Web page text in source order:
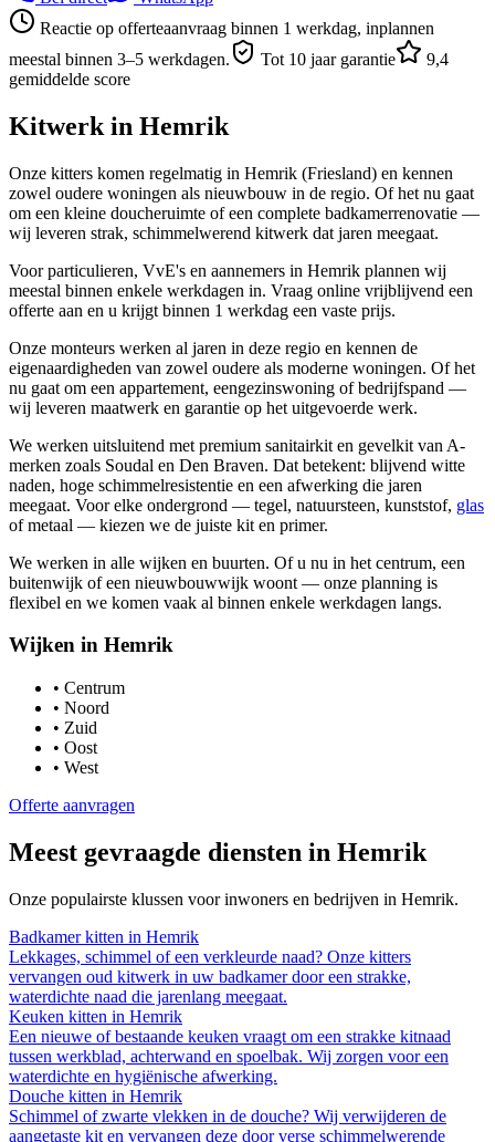
Reactie op offerteaanvraag binnen 1 werkdag, inplannen
meestal binnen 3–5 werkdagen.
Tot 10 jaar garantie
9,4
gemiddelde score
Kitwerk in Hemrik
Onze kitters komen regelmatig in Hemrik (Friesland) en kennen
zowel oudere woningen als nieuwbouw in de regio. Of het nu gaat
om een kleine doucheruimte of een complete badkamerrenovatie —
wij leveren strak, schimmelwerend kitwerk dat jaren meegaat.
Voor particulieren, VvE's en aannemers in Hemrik plannen wij
meestal binnen enkele werkdagen in. Vraag online vrijblijvend een
offerte aan en u krijgt binnen 1 werkdag een vaste prijs.
Onze monteurs werken al jaren in deze regio en kennen de
eigenaardigheden van zowel oudere als moderne woningen. Of het
nu gaat om een appartement, eengezinswoning of bedrijfspand —
wij leveren maatwerk en garantie op het uitgevoerde werk.
We werken uitsluitend met premium sanitairkit en gevelkit van A-
merken zoals Soudal en Den Braven. Dat betekent: blijvend witte
naden, hoge schimmelresistentie en een afwerking die jaren
meegaat. Voor elke ondergrond — tegel, natuursteen, kunststof, glas
of metaal — kiezen we de juiste kit en primer.
We werken in alle wijken en buurten. Of u nu in het centrum, een
buitenwijk of een nieuwbouwwijk woont — onze planning is
flexibel en we komen vaak al binnen enkele werkdagen langs.
Wijken in Hemrik
• Centrum
• Noord
• Zuid
• Oost
• West
Offerte aanvragen
Meest gevraagde diensten in Hemrik
Onze populairste klussen voor inwoners en bedrijven in Hemrik.
Badkamer kitten in Hemrik
Lekkages, schimmel of een verkleurde naad? Onze kitters
vervangen oud kitwerk in uw badkamer door een strakke,
waterdichte naad die jarenlang meegaat.
Keuken kitten in Hemrik
Een nieuwe of bestaande keuken vraagt om een strakke kitnaad
tussen werkblad, achterwand en spoelbak. Wij zorgen voor een
waterdichte en hygiënische afwerking.
Douche kitten in Hemrik
Schimmel of zwarte vlekken in de douche? Wij verwijderen de
aangetaste kit en vervangen deze door verse schimmelwerende